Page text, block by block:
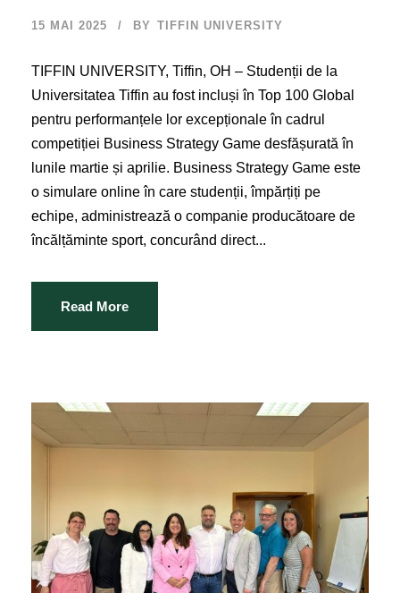
15 MAI 2025 BY TIFFIN UNIVERSITY
TIFFIN UNIVERSITY, Tiffin, OH – Studenții de la
Universitatea Tiffin au fost incluși în Top 100 Global
pentru performanțele lor excepționale în cadrul
competiției Business Strategy Game desfășurată în
lunile martie și aprilie. Business Strategy Game este
o simulare online în care studenții, împărțiți pe
echipe, administrează o companie producătoare de
încălțăminte sport, concurând direct...
Read More